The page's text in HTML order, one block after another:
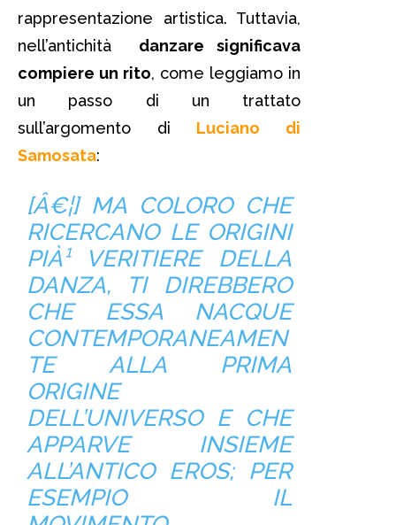
rappresentazione artistica. Tuttavia,
nell’antichità danzare significava
compiere un rito, come leggiamo in
un passo di un trattato
sull’argomento di Luciano di
Samosata:
[Â€¦] MA COLORO CHE
RICERCANO LE ORIGINI
PIÀ¹ VERITIERE DELLA
DANZA, TI DIREBBERO
CHE ESSA NACQUE
CONTEMPORANEAMEN
TE ALLA PRIMA
ORIGINE
DELL’UNIVERSO E CHE
APPARVE INSIEME
ALL’ANTICO EROS; PER
ESEMPIO IL